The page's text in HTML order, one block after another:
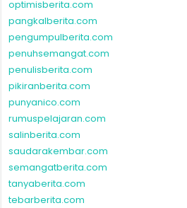
optimisberita.com
pangkalberita.com
pengumpulberita.com
penuhsemangat.com
penulisberita.com
pikiranberita.com
punyanico.com
rumuspelajaran.com
salinberita.com
saudarakembar.com
semangatberita.com
tanyaberita.com
tebarberita.com